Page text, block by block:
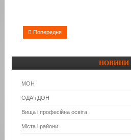
Попередня
НОВИНИ
МОН
ОДА і ДОН
Вища і професійна освіта
Міста і райони